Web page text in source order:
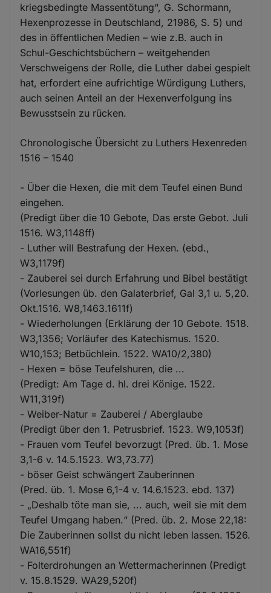
kriegsbedingte Massentötung“, G. Schormann,
Hexenprozesse in Deutschland, 21986, S. 5) und
des in öffentlichen Medien – wie z.B. auch in
Schul-Geschichtsbüchern – weitgehenden
Verschweigens der Rolle, die Luther dabei gespielt
hat, erfordert eine aufrichtige Würdigung Luthers,
auch seinen Anteil an der Hexenverfolgung ins
Bewusstsein zu rücken.
Chronologische Übersicht zu Luthers Hexenreden
1516 – 1540
- Über die Hexen, die mit dem Teufel einen Bund
eingehen.
(Predigt über die 10 Gebote, Das erste Gebot. Juli
1516. W3,1148ff)
- Luther will Bestrafung der Hexen. (ebd.,
W3,1179f)
- Zauberei sei durch Erfahrung und Bibel bestätigt
(Vorlesungen üb. den Galaterbrief, Gal 3,1 u. 5,20.
Okt.1516. W8,1463.1611f)
- Wiederholungen (Erklärung der 10 Gebote. 1518.
W3,1356; Vorläufer des Katechismus. 1520.
W10,153; Betbüchlein. 1522. WA10/2,380)
- Hexen = böse Teufelshuren, die ...
(Predigt: Am Tage d. hl. drei Könige. 1522.
W11,319f)
- Weiber-Natur = Zauberei / Aberglaube
(Predigt über den 1. Petrusbrief. 1523. W9,1053f)
- Frauen vom Teufel bevorzugt (Pred. üb. 1. Mose
3,1-6 v. 14.5.1523. W3,73.77)
- böser Geist schwängert Zauberinnen
(Pred. üb. 1. Mose 6,1-4 v. 14.6.1523. ebd. 137)
- „Deshalb töte man sie, ... auch, weil sie mit dem
Teufel Umgang haben.“ (Pred. üb. 2. Mose 22,18:
Die Zauberinnen sollst du nicht leben lassen. 1526.
WA16,551f)
- Folterdrohungen an Wettermacherinnen (Predigt
v. 15.8.1529. WA29,520f)